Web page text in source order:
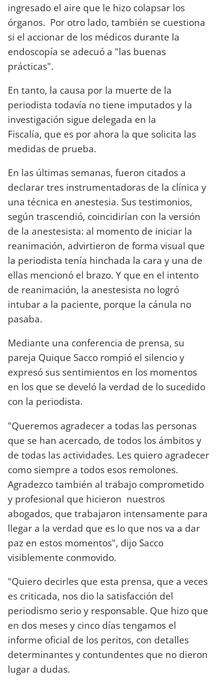
ingresado el aire que le hizo colapsar los
órganos. Por otro lado, también se cuestiona
si el accionar de los médicos durante la
endoscopía se adecuó a "las buenas
prácticas".
En tanto, la causa por la muerte de la
periodista todavía no tiene imputados y la
investigación sigue delegada en la
Fiscalía, que es por ahora la que solicita las
medidas de prueba.
En las últimas semanas, fueron citados a
declarar tres instrumentadoras de la clínica y
una técnica en anestesia. Sus testimonios,
según trascendió, coincidirían con la versión
de la anestesista: al momento de iniciar la
reanimación, advirtieron de forma visual que
la periodista tenía hinchada la cara y una de
ellas mencionó el brazo. Y que en el intento
de reanimación, la anestesista no logró
intubar a la paciente, porque la cánula no
pasaba.
Mediante una conferencia de prensa, su
pareja Quique Sacco rompió el silencio y
expresó sus sentimientos en los momentos
en los que se develó la verdad de lo sucedido
con la periodista.
"Queremos agradecer a todas las personas
que se han acercado, de todos los ámbitos y
de todas las actividades. Les quiero agradecer
como siempre a todos esos remolones.
Agradezco también al trabajo comprometido
y profesional que hicieron nuestros
abogados, que trabajaron intensamente para
llegar a la verdad que es lo que nos va a dar
paz en estos momentos", dijo Sacco
visiblemente conmovido.
"Quiero decirles que esta prensa, que a veces
es criticada, nos dio la satisfacción del
periodismo serio y responsable. Que hizo que
en dos meses y cinco días tengamos el
informe oficial de los peritos, con detalles
determinantes y contundentes que no dieron
lugar a dudas.